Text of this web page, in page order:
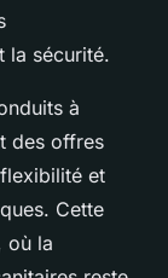
la sécurité.
à
des offres
et
Cette
où la